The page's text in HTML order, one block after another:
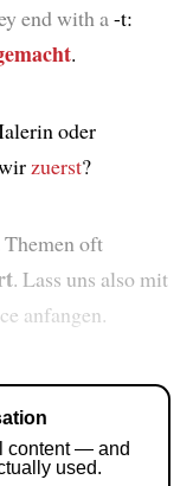
end with a-t:
.
oder
zuerst?
oft
. Lass uns also mit
anfangen.
content — and
used.